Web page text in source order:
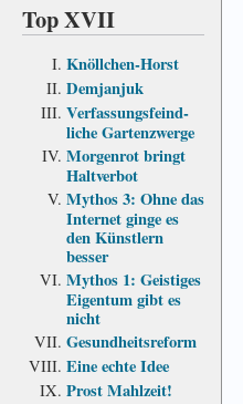
Top XVII
Knöllchen-Horst
Demjanjuk
Verfassungs­feind­
liche Garten­zwerge
Morgenrot bringt
Haltverbot
Mythos 3: Ohne das
Internet ginge es
den Künstlern
besser
Mythos 1: Geistiges
Eigentum gibt es
nicht
Gesundheits­reform
Eine echte Idee
Prost Mahlzeit!